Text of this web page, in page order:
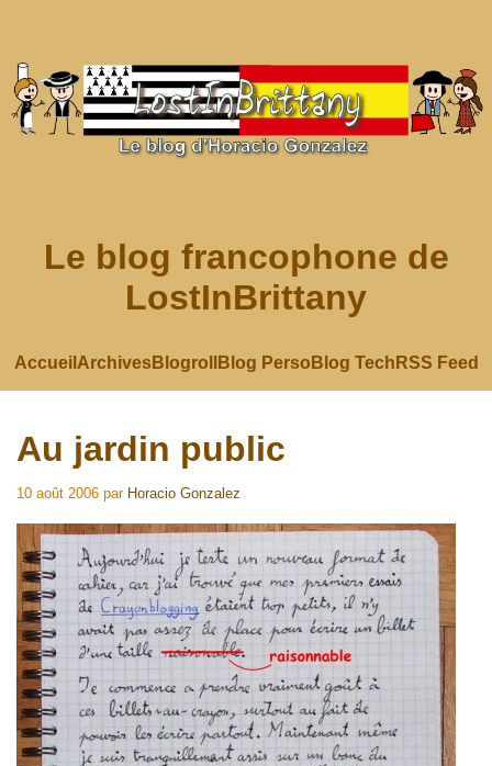
Le blog francophone de
LostInBrittany
Accueil ArchivesBlogroll Blog Perso Blog Tech RSS Feed
Au jardin public
10 août 2006 par Horacio Gonzalez